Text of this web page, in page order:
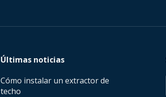
Últimas noticias
Cómo instalar un extractor de
techo